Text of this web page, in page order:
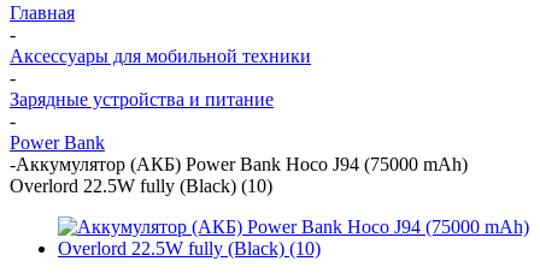
Главная
-
Аксессуары для мобильной техники
-
Зарядные устройства и питание
-
Power Bank
-Аккумулятор (АКБ) Power Bank Hoco J94 (75000 mAh)
Overlord 22.5W fully (Black) (10)